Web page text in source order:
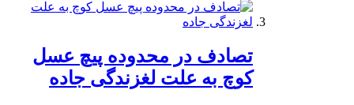
تصادف در محدوده پیچ عسل
کوچ به علت لغزندگی جاده